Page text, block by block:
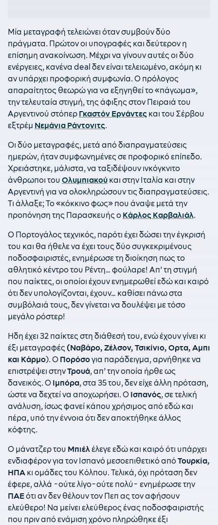
Mία μεταγραφή τελειώνει όταν συμβούν δύο
πράγματα. Πρώτον οι υπογραφές και δεύτερον η
επίσημη ανακοίνωση. Μέχρι να γίνουν αυτές οι δύο
ενέργειες, κανένα deal δεν είναι τελειωμένο, ακόμη κι
αν υπάρχει προφορική συμφωνία. Ο πρόλογος
απαραίτητος θεωρώ για να εξηγηθεί το «πάγωμα»,
την τελευταία στιγμή, της άφιξης στον Πειραιά του
Αργεντινού στόπερ Γκαστόν Ερνάντες και του Σέρβου
εξτρέμ Νεμάνια Ράντονιτς.
Οι δύο μεταγραφές, μετά από διαπραγματεύσεις
ημερών, ήταν συμφωνημένες σε προφορικό επίπεδο.
Χρειάστηκε, μάλιστα, να ταξιδέψουν ινκόγκνιτο
άνθρωποι του Ολυμπιακού και στην Ιταλία και στην
Αργεντινή για να ολοκληρώσουν τις διαπραγματεύσεις.
Τι άλλαξε; Το «κόκκινο φως» που άναψε μετά την
προπόνηση της Παρασκευής ο Κάρλος Καρβαλιάλ.
Ο Πορτογάλος τεχνικός, παρότι έχει δώσει την έγκρισή
του και θα ήθελε να έχει τους δύο συγκεκριμένους
ποδοσφαιριστές, ενημέρωσε τη διοίκηση πως το
αθλητικό κέντρο του Ρέντη… φούλαρε! Απ’ τη στιγμή
που παίκτες, οι οποίοι έχουν ενημερωθεί εδώ και καιρό
ότι δεν υπολογίζονται, έχουν… καθίσει πάνω στα
συμβόλαιά τους, δεν γίνεται να δουλέψει με τόσο
μεγάλο ρόστερ!
Ηδη έχει 32 παίκτες στη διάθεσή του, ενώ έχουν γίνει κι
έξι μεταγραφές (Ναβάρο, Ζέλσον, Τσικίνιο, Ορτα, Αμπι
και Κάρμο). Ο Πορόσογια παράδειγμα, αρνήθηκε να
επιστρέψει στηνΤρουά, απ’ την οποία ήρθε ως
δανεικός. Ο Ιμπόρα, στα 35 του, δεν είχε άλλη πρόταση,
ώστε να δεχτεί να αποχωρήσει. Ο Ισπανός, σε τελική
ανάλυση, ίσως φανεί κάπου χρήσιμος από εδώ και
πέρα, υπό την έννοια ότι δεν αποκτήθηκε άλλος
κόφτης.
Ο μάνατζερ του Μπιέλέλεγε εδώ και καιρό ότι υπάρχει
ενδιαφέρον για τον Ισπανό μεσοεπιθετικό απόΤουρκία,
ΗΠΑ κι ομάδες του Κόλπου. Τελικά, όχι πρόταση δεν
έφερε, αλλά -ούτε λίγο-ούτε πολύ- ενημέρωσε την
ΠΑΕότι αν δεν θέλουν τον Πεπ ας τον αφήσουν
ελεύθερο! Να μείνει ελεύθερος ένας ποδοσφαιριστής
που πριν από ενάμιση χρόνο πληρώθηκε έξι